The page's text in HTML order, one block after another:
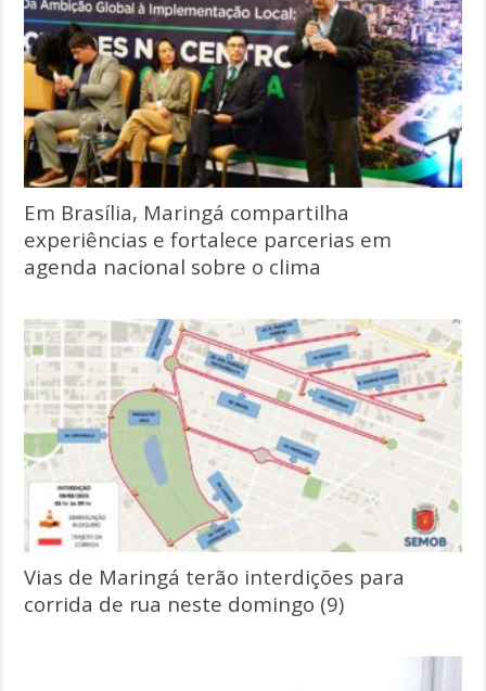
Em Brasília, Maringá compartilha
experiências e fortalece parcerias em
agenda nacional sobre o clima
Vias de Maringá terão interdições para
corrida de rua neste domingo (9)